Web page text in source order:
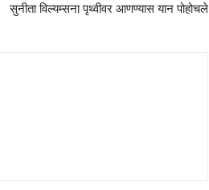
सुनीता विल्यम्सना पृथ्वीवर आणण्यास यान पोहोचले